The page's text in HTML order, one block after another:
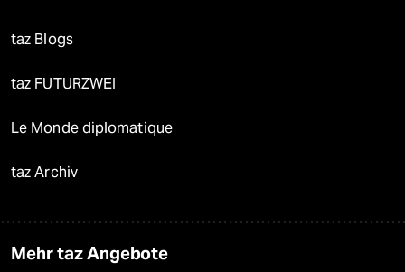
taz Blogs
taz FUTURZWEI
Le Monde diplomatique
taz Archiv
Mehr taz Angebote